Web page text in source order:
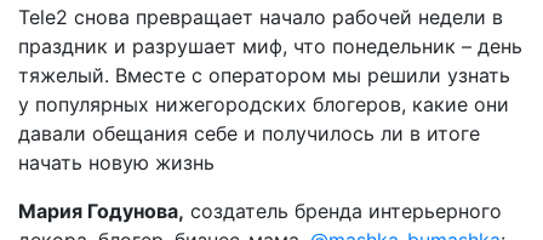
Tele2 снова превращает начало рабочей недели в
праздник и разрушает миф, что понедельник – день
тяжелый. Вместе с оператором мы решили узнать
у популярных нижегородских блогеров, какие они
давали обещания себе и получилось ли в итоге
начать новую жизнь
Мария Годунова, создатель бренда интерьерного